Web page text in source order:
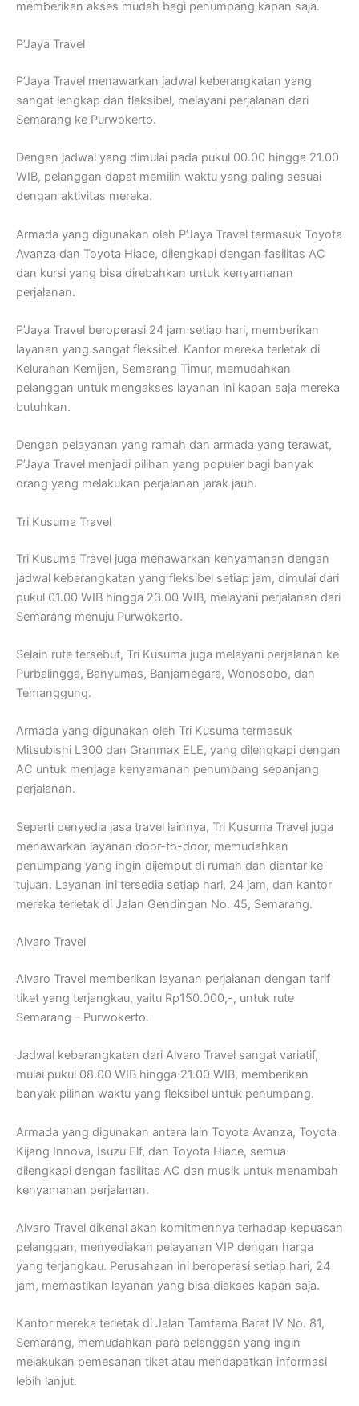
memberikan akses mudah bagi penumpang kapan saja.
P’Jaya Travel
P’Jaya Travel menawarkan jadwal keberangkatan yang
sangat lengkap dan fleksibel, melayani perjalanan dari
Semarang ke Purwokerto.
Dengan jadwal yang dimulai pada pukul 00.00 hingga 21.00
WIB, pelanggan dapat memilih waktu yang paling sesuai
dengan aktivitas mereka.
Armada yang digunakan oleh P’Jaya Travel termasuk Toyota
Avanza dan Toyota Hiace, dilengkapi dengan fasilitas AC
dan kursi yang bisa direbahkan untuk kenyamanan
perjalanan.
P’Jaya Travel beroperasi 24 jam setiap hari, memberikan
layanan yang sangat fleksibel. Kantor mereka terletak di
Kelurahan Kemijen, Semarang Timur, memudahkan
pelanggan untuk mengakses layanan ini kapan saja mereka
butuhkan.
Dengan pelayanan yang ramah dan armada yang terawat,
P’Jaya Travel menjadi pilihan yang populer bagi banyak
orang yang melakukan perjalanan jarak jauh.
Tri Kusuma Travel
Tri Kusuma Travel juga menawarkan kenyamanan dengan
jadwal keberangkatan yang fleksibel setiap jam, dimulai dari
pukul 01.00 WIB hingga 23.00 WIB, melayani perjalanan dari
Semarang menuju Purwokerto.
Selain rute tersebut, Tri Kusuma juga melayani perjalanan ke
Purbalingga, Banyumas, Banjarnegara, Wonosobo, dan
Temanggung.
Armada yang digunakan oleh Tri Kusuma termasuk
Mitsubishi L300 dan Granmax ELE, yang dilengkapi dengan
AC untuk menjaga kenyamanan penumpang sepanjang
perjalanan.
Seperti penyedia jasa travel lainnya, Tri Kusuma Travel juga
menawarkan layanan door-to-door, memudahkan
penumpang yang ingin dijemput di rumah dan diantar ke
tujuan. Layanan ini tersedia setiap hari, 24 jam, dan kantor
mereka terletak di Jalan Gendingan No. 45, Semarang.
Alvaro Travel
Alvaro Travel memberikan layanan perjalanan dengan tarif
tiket yang terjangkau, yaitu Rp150.000,-, untuk rute
Semarang – Purwokerto.
Jadwal keberangkatan dari Alvaro Travel sangat variatif,
mulai pukul 08.00 WIB hingga 21.00 WIB, memberikan
banyak pilihan waktu yang fleksibel untuk penumpang.
Armada yang digunakan antara lain Toyota Avanza, Toyota
Kijang Innova, Isuzu Elf, dan Toyota Hiace, semua
dilengkapi dengan fasilitas AC dan musik untuk menambah
kenyamanan perjalanan.
Alvaro Travel dikenal akan komitmennya terhadap kepuasan
pelanggan, menyediakan pelayanan VIP dengan harga
yang terjangkau. Perusahaan ini beroperasi setiap hari, 24
jam, memastikan layanan yang bisa diakses kapan saja.
Kantor mereka terletak di Jalan Tamtama Barat IV No. 81,
Semarang, memudahkan para pelanggan yang ingin
melakukan pemesanan tiket atau mendapatkan informasi
lebih lanjut.